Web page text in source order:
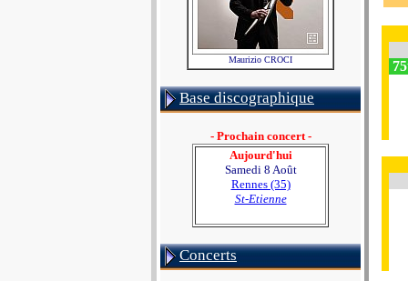
Maurizio CROCI
Base discographique
- Prochain concert -
Aujourd'hui
Samedi 8 Août
Rennes (35)
St-Etienne
Concerts